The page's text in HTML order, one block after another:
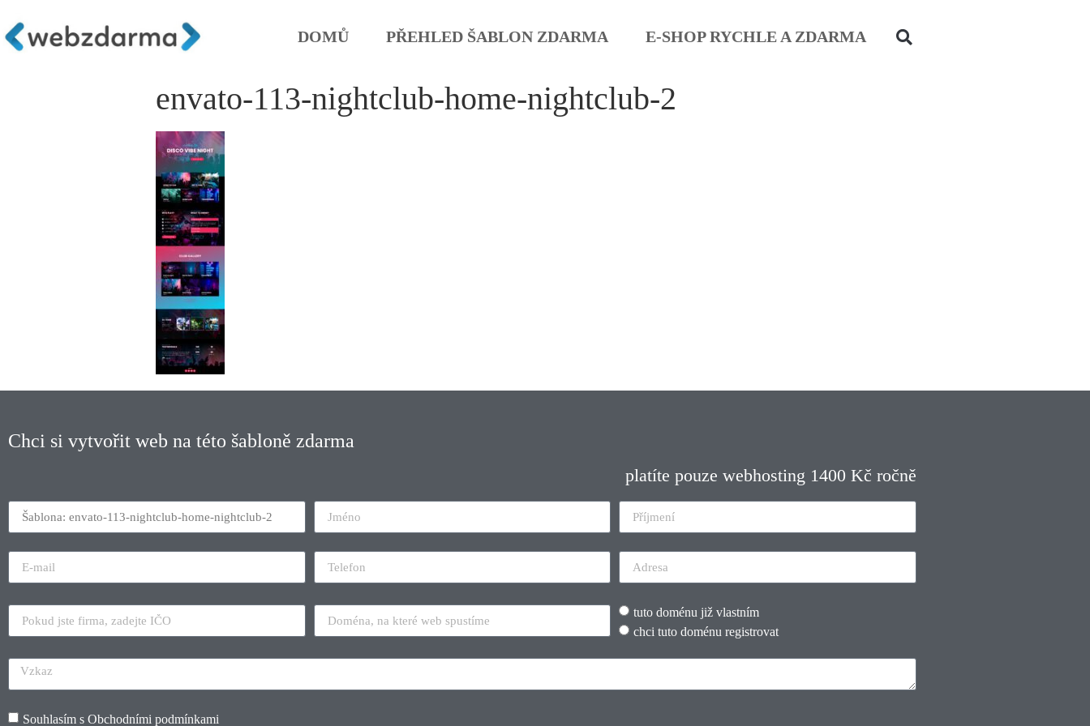
DOMŮ PŘEHLED ŠABLON ZDARMA E-SHOP RYCHLE A ZDARMA
envato-113-nightclub-home-nightclub-2
Chci si vytvořit web na této šabloně zdarma
platíte pouze webhosting 1400 Kč ročně
tuto doménu již vlastním
chci tuto doménu registrovat
Souhlasím s Obchodními podmínkami